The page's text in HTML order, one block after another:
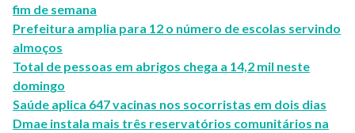
fim de semana
Prefeitura amplia para 12 o número de escolas servindo
almoços
Total de pessoas em abrigos chega a 14,2 mil neste
domingo
Saúde aplica 647 vacinas nos socorristas em dois dias
Dmae instala mais três reservatórios comunitários na